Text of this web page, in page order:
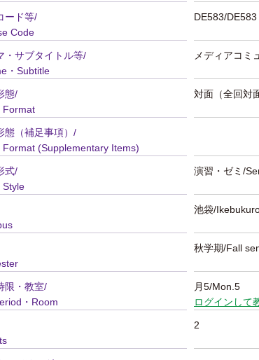
ード等/
Code
DE583/DE583
・サブタイトル等/
・Subtitle
メディアコミ
態/
Format
対面（全回対
態（補足事項）/
Format (Supplementary Items)
式/
Style
演習・ゼミ/
池袋/
秋学期/Fall
限・教室/
・Room
月5/Mon.5
ログインして
2